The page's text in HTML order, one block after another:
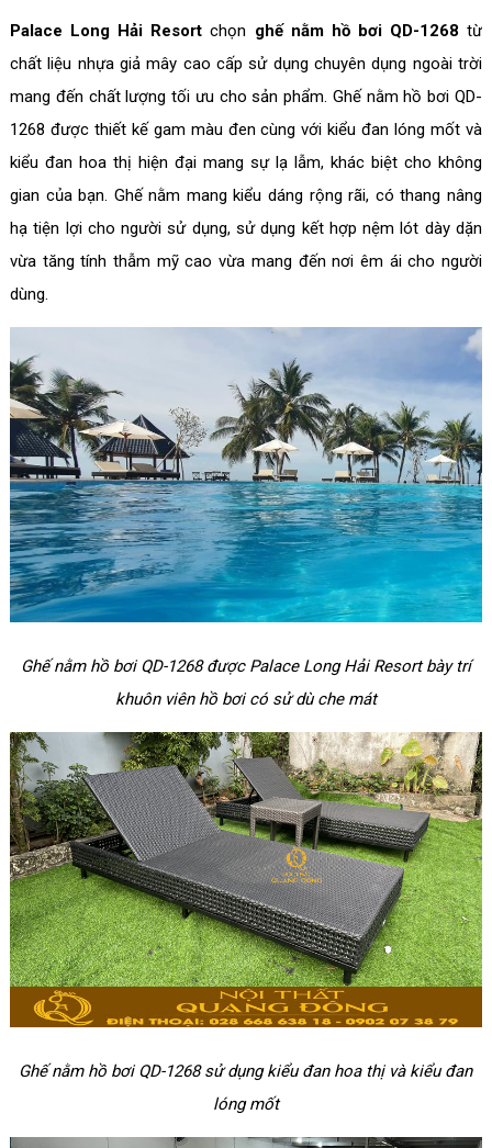
Palace Long Hải Resort chọn ghế nằm hồ bơi QD-1268 từ
chất liệu nhựa giả mây cao cấp sử dụng chuyên dụng ngoài trời
mang đến chất lượng tối ưu cho sản phẩm. Ghế nằm hồ bơi QD-
1268 được thiết kế gam màu đen cùng với kiểu đan lóng mốt và
kiểu đan hoa thị hiện đại mang sự lạ lẫm, khác biệt cho không
gian của bạn. Ghế nằm mang kiểu dáng rộng rãi, có thang nâng
hạ tiện lợi cho người sử dụng, sử dụng kết hợp nệm lót dày dặn
vừa tăng tính thẫm mỹ cao vừa mang đến nơi êm ái cho người
dùng.
Ghế nằm hồ bơi QD-1268 được Palace Long Hải Resort bày trí
khuôn viên hồ bơi có sử dù che mát
Ghế nằm hồ bơi QD-1268 sử dụng kiểu đan hoa thị và kiểu đan
lóng mốt